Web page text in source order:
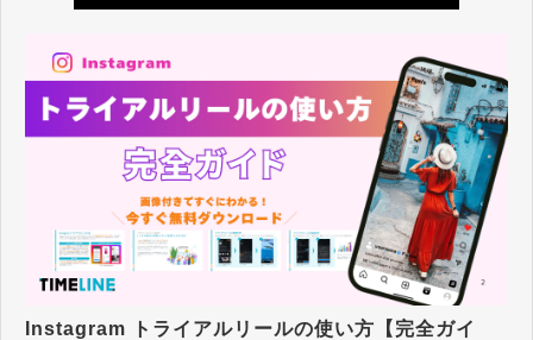
Instagram トライアルリールの使い方【完全ガイ